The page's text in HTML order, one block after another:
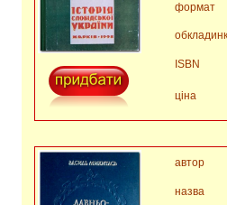
формат
ISBN
ціна
автор
назва